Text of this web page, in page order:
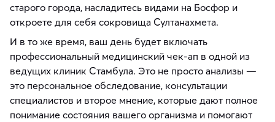
старого города, насладитесь видами на Босфор и
откроете для себя сокровища Султанахмета.
И в то же время, ваш день будет включать
профессиональный медицинский чек-ап в одной из
ведущих клиник Стамбула. Это не просто анализы —
это персональное обследование, консультации
специалистов и второе мнение, которые дают полное
понимание состояния вашего организма и помогают